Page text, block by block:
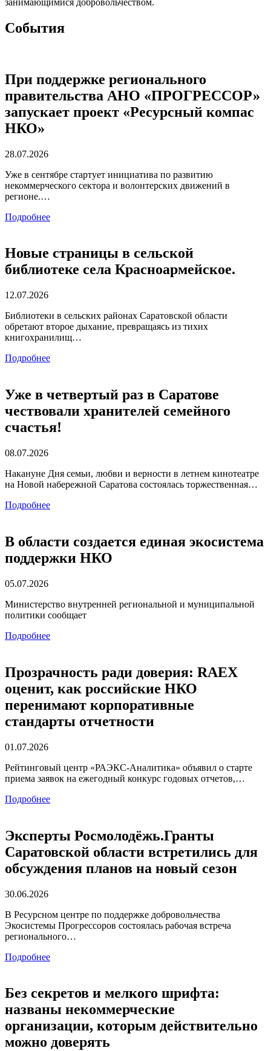
Cобытия
При поддержке регионального
правительства АНО «ПРОГРЕССОР»
запускает проект «Ресурсный компас
НКО»
28.07.2026
Уже в сентябре стартует инициатива по развитию
некоммерческого сектора и волонтерских движений в
регионе.…
Подробнее
Новые страницы в сельской
библиотеке села Красноармейское.
12.07.2026
Библиотеки в сельских районах Саратовской области
обретают второе дыхание, превращаясь из тихих
книгохранилищ…
Подробнее
Уже в четвертый раз в Саратове
чествовали хранителей семейного
счастья!
08.07.2026
Накануне Дня семьи, любви и верности в летнем кинотеатре
на Новой набережной Саратова состоялась торжественная…
Подробнее
В области создается единая экосистема
поддержки НКО
05.07.2026
Министерство внутренней региональной и муниципальной
политики сообщает
Подробнее
Прозрачность ради доверия: RAEX
оценит, как российские НКО
перенимают корпоративные
стандарты отчетности
01.07.2026
Рейтинговый центр «РАЭКС-Аналитика» объявил о старте
приема заявок на ежегодный конкурс годовых отчетов,…
Подробнее
Эксперты Росмолодёжь.Гранты
Саратовской области встретились для
обсуждения планов на новый сезон
30.06.2026
В Ресурсном центре по поддержке добровольчества
Экосистемы Прогрессоров состоялась рабочая встреча
регионального…
Подробнее
Без секретов и мелкого шрифта:
названы некоммерческие
организации, которым действительно
можно доверять